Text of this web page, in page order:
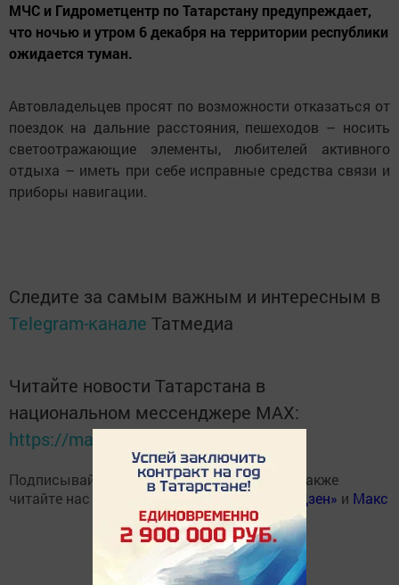
МЧС и Гидрометцентр по Татарстану предупреждает,
что ночью и утром 6 декабря на территории республики
ожидается туман.
Автовладельцев просят по возможности отказаться от
поездок на дальние расстояния, пешеходов – носить
светоотражающие элементы, любителей активного
отдыха – иметь при себе исправные средства связи и
приборы навигации.
Следите за самым важным и интересным в
Telegram-канале Татмедиа
Читайте новости Татарстана в
национальном мессенджере MАХ:
https://max.ru/tatmedia
Подписывайтесь на нашTelegram-канал
, а также
читайте нас
Одноклассниках «Дзен» и Макс